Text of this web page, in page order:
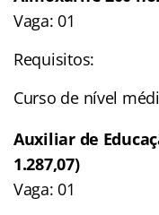
Vaga: 01
Requisitos:
Curso de nível
Auxiliar de
1.287,07)
Vaga: 01